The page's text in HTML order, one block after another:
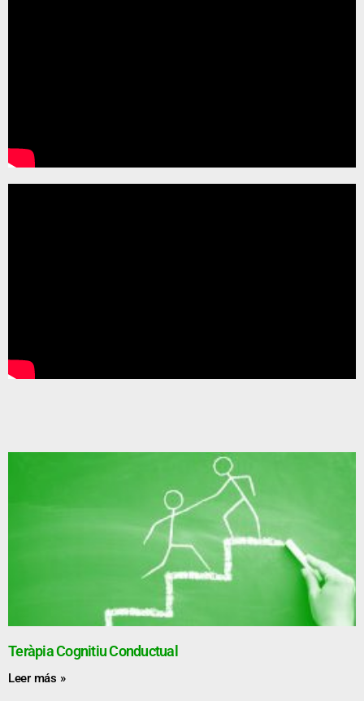
Teràpia Cognitiu Conductual
Leer más »